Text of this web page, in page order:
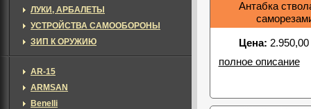
Антабка
Цена:
полное описание
ЛУКИ, АРБАЛЕТЫ
УСТРОЙСТВА САМООБОРОНЫ
ЗИП К ОРУЖИЮ
AR-15
ARMSAN
Benelli